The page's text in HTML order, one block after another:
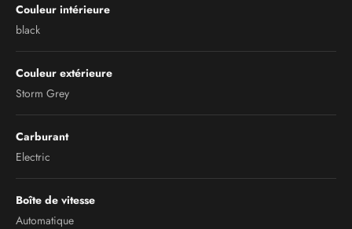
Couleur intérieure
black
Couleur extérieure
Storm Grey
Carburant
Electric
Boîte de vitesse
Automatique